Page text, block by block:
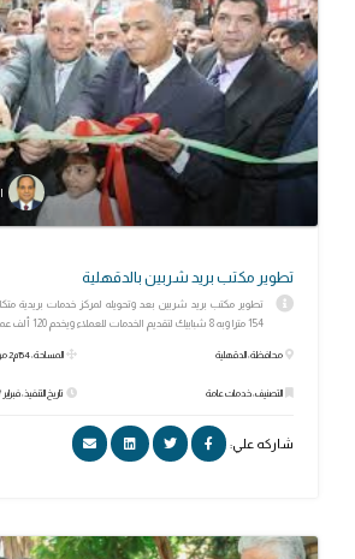
تطوير مكتب بريد شربين بالدقهلية
تطوير مكتب بريد شربين بعد وتحويله لمركز خدمات بريدية
154 مترا وبه 8 شبابيك لتقديم الخدمات للعملاء ويخدم 120 ألف عميل ويق...
محافظة: الدقهلية
التصنيف: خدمات عامة
المساحة: 154م2 مربع
تاريخ التنفيذ: فبراير ٢٠١٧
شاركه علي: